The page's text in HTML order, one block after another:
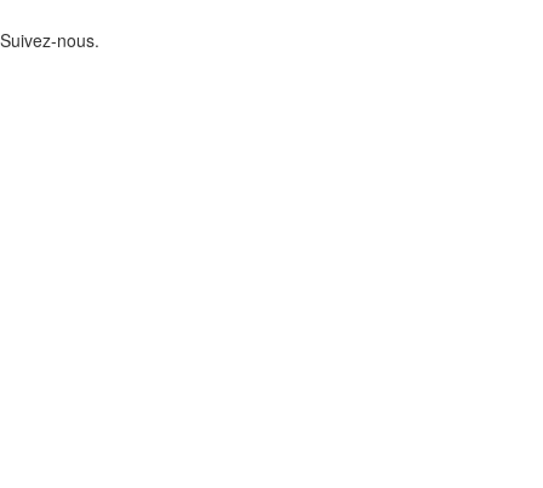
Suivez-nous.